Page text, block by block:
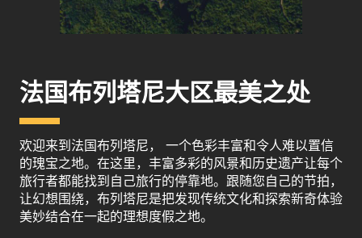
法国布列塔尼大区最美之处
欢迎来到法国布列塔尼， 一个色彩丰富和令人难以置信
的瑰宝之地。在这里，丰富多彩的风景和历史遗产让每个
旅行者都能找到自己旅行的停靠地。跟随您自己的节拍，
让幻想围绕，布列塔尼是把发现传统文化和探索新奇体验
美妙结合在一起的理想度假之地。